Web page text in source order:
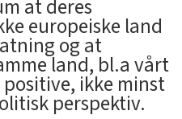
at deres
europeiske land
og at
land, bl.a vårt
ikke minst
perspektiv.